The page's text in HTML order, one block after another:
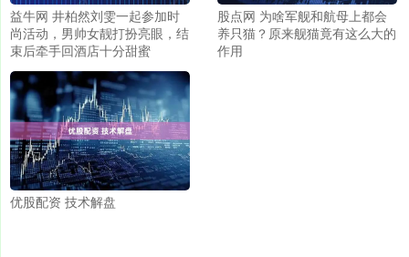
益牛网 井柏然刘雯一起参加时
尚活动，男帅女靓打扮亮眼，结
束后牵手回酒店十分甜蜜
股点网 为啥军舰和航母上都会
养只猫？原来舰猫竟有这么大的
作用
优股配资 技术解盘